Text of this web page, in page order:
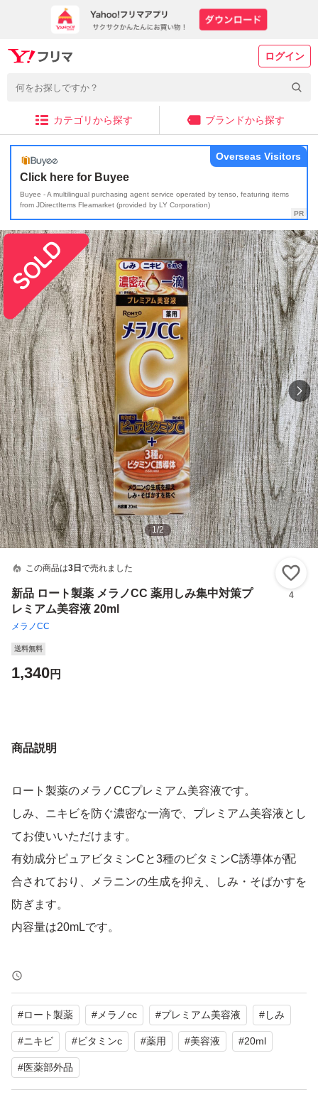
ログイン
カテゴリから探す ブランドから探す
Click here for Buyee
Buyee - A multilingual purchasing agent service operated by tenso, featuring items
from JDirectItems Fleamarket (provided by LY Corporation)
Overseas Visitors
1/2
この商品は3日 で売れました
新品 ロート製薬 メラノCC 薬用しみ集中対策プ
レミアム美容液 20ml
メラノCC
4
送料無料
1,340円
商品説明
ロート製薬のメラノCCプレミアム美容液です。
しみ、ニキビを防ぐ濃密な一滴で、プレミアム美容液とし
てお使いいただけます。
有効成分ピュアビタミンCと3種のビタミンC誘導体が配
合されており、メラニンの生成を抑え、しみ・そばかすを
防ぎます。
内容量は20mLです。
購入時期…2026.05
よろしくお願いいたします。
#ロート製薬 #メラノcc #プレミアム美容液 #しみ
#ニキビ #ビタミンc #薬用 #美容液 #20ml
#医薬部外品